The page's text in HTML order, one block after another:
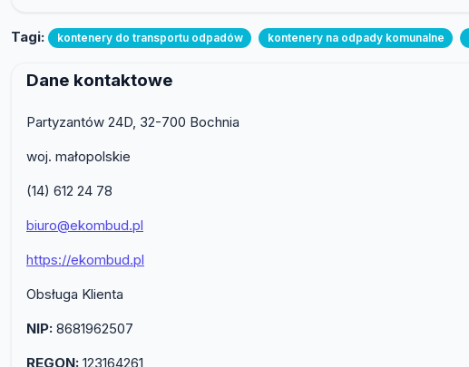
Tagi: kontenery do transportu odpadów kontenery na odpady komunalne
Dane kontaktowe
Partyzantów 24D, 32-700 Bochnia
woj. małopolskie
(14) 612 24 78
biuro@ekombud.pl
https://ekombud.pl
Obsługa Klienta
NIP: 8681962507
REGON: 123164261